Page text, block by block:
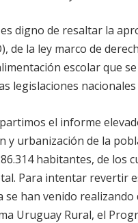
digno de resaltar la
de la ley marco de
escolar que
legislaciones
el informe
y urbanización de la
habitantes, de los
Para intentar revertir
se han venido
Uruguay Rural, el